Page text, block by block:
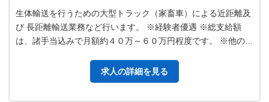
生体輸送を行うための大型トラック（家畜車）による近距離及
び 長距離輸送業務など行います。 ※経験者優遇 ※総支給額
は、諸手当込みで月額約４０万～６０万円程度です。 ※他の車
求人の詳細を見る